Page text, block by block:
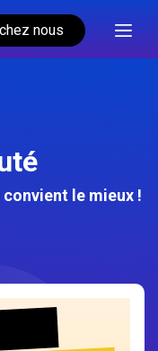
nous
le mieux !